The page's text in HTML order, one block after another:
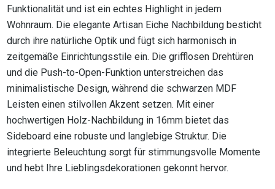
Funktionalität und ist ein echtes Highlight in jedem
Wohnraum. Die elegante Artisan Eiche Nachbildung besticht
durch ihre natürliche Optik und fügt sich harmonisch in
zeitgemäße Einrichtungsstile ein. Die grifflosen Drehtüren
und die Push-to-Open-Funktion unterstreichen das
minimalistische Design, während die schwarzen MDF
Leisten einen stilvollen Akzent setzen. Mit einer
hochwertigen Holz-Nachbildung in 16mm bietet das
Sideboard eine robuste und langlebige Struktur. Die
integrierte Beleuchtung sorgt für stimmungsvolle Momente
und hebt Ihre Lieblingsdekorationen gekonnt hervor.